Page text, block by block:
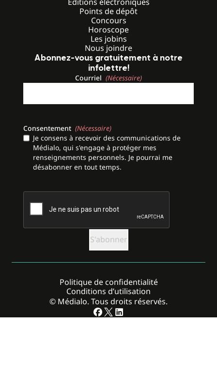
Points de dépôt
Concours
Horoscope
Les jobins
Nous joindre
Abonnez-vous gratuitement à notre
infolettre!
Courriel (Nécessaire)
Consentement (Nécessaire)
Je consens à recevoir des communications de
Médialo, qui s'engage à protéger mes
renseignements personnels. Je pourrai me
désabonner en tout temps.
CAPTCHA
© Médialo. Tous droits réservés.
Politique de confidentialité
Conditions d’utilisation